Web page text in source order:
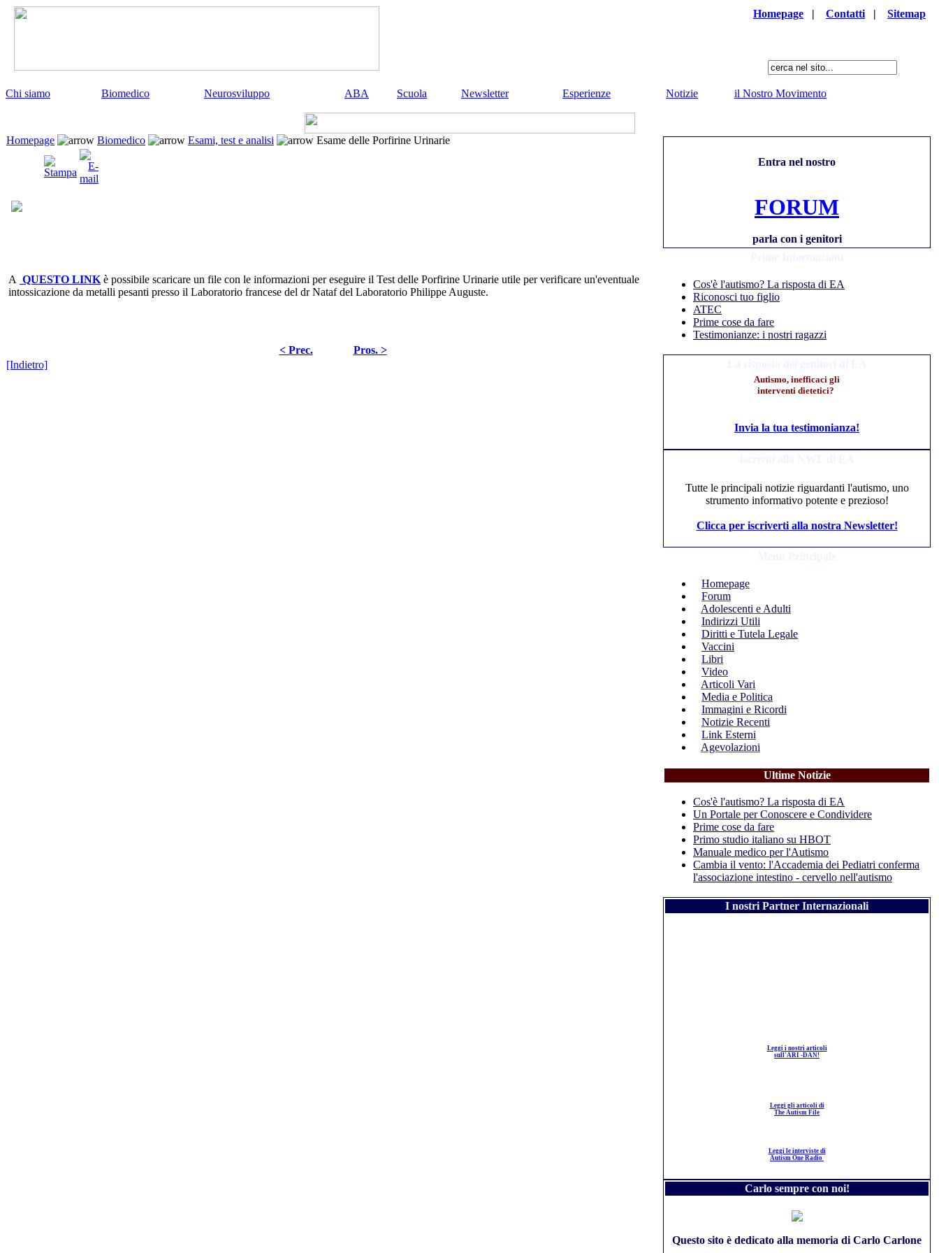
Homepage | Contatti | Sitemap
Chi siamo Biomedico Neurosviluppo ABA Scuola Newsletter Esperienze Notizie il Nostro Movimento
Homepage Biomedico Esami, test e analisi Esame delle Porfirine Urinarie
A QUESTO LINK è possibile scaricare un file con le informazioni per eseguire il Test delle Porfirine Urinarie utile per verificare un'eventuale
intossicazione da metalli pesanti presso il Laboratorio francese del dr Nataf del Laboratorio Philippe Auguste.
< Prec.
Pros. >
[Indietro]
Entra nel nostro
FORUM
parla con i genitori
Cos'è l'autismo? La risposta di EA
Riconosci tuo figlio
ATEC
Prime cose da fare
Testimonianze: i nostri ragazzi
Autismo, inefficaci gli
interventi dietetici?
Invia la tua testimonianza!
Tutte le principali notizie riguardanti l'autismo, uno
strumento informativo potente e prezioso!
Clicca per iscriverti alla nostra Newsletter!
Homepage
Forum
Adolescenti e Adulti
Indirizzi Utili
Diritti e Tutela Legale
Vaccini
Libri
Video
Articoli Vari
Media e Politica
Immagini e Ricordi
Notizie Recenti
Link Esterni
Agevolazioni
Ultime Notizie
Cos'è l'autismo? La risposta di EA
Un Portale per Conoscere e Condividere
Prime cose da fare
Primo studio italiano su HBOT
Manuale medico per l'Autismo
Cambia il vento: l'Accademia dei Pediatri conferma
l'associazione intestino - cervello nell'autismo
I nostri Partner Internazionali
Leggi i nostri articoli
sull'ARI -DAN!
Leggi gli articoli di
The Autism File
Leggi le interviste di
Autism One Radio
Carlo sempre con noi!
Questo sito è dedicato alla memoria di Carlo Carlone